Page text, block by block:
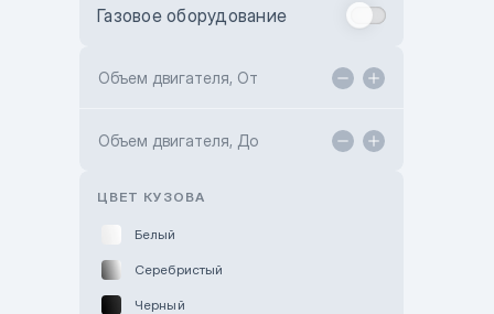
Toyota Kokshetau
Hyundai ShymCity
Газовое оборудование
Объем двигателя, От
Объем двигателя, До
ЦВЕТ КУЗОВА
Белый
Серебристый
Черный